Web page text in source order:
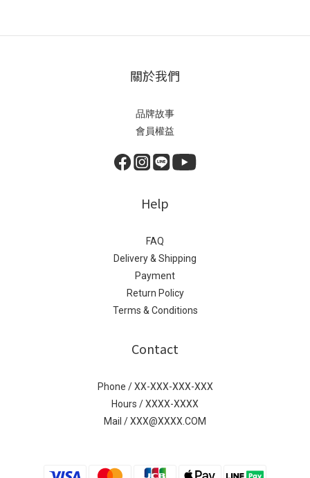
關於我們
品牌故事
會員權益
Help
FAQ
Delivery & Shipping
Payment
Return Policy
Terms & Conditions
Contact
Phone / XX-XXX-XXX-XXX
Hours / XXXX-XXXX
Mail / XXX@XXXX.COM